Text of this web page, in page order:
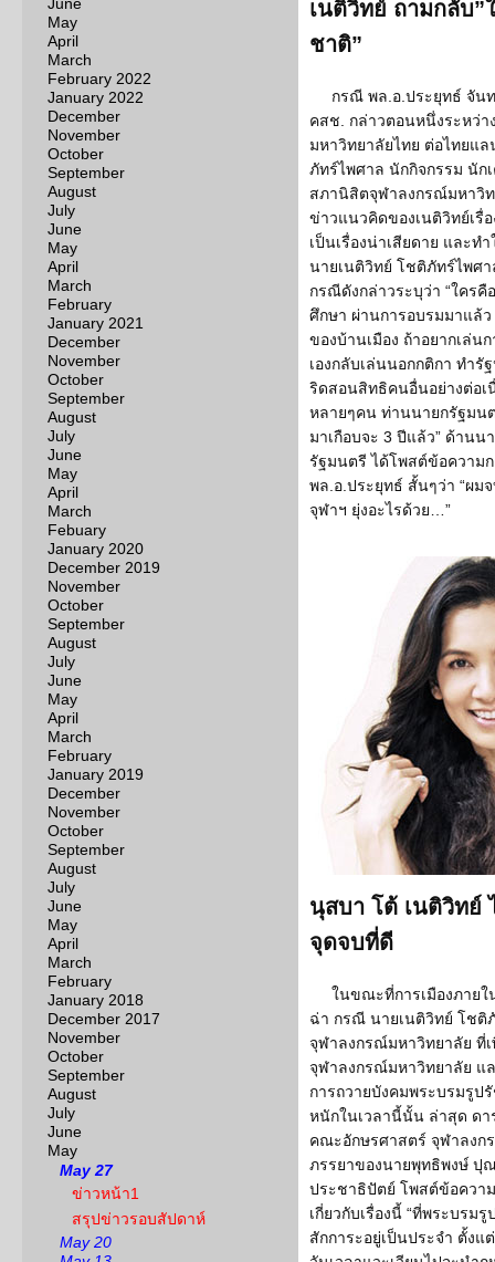
May
April
March
February 2022
January 2022
December
November
October
September
August
July
June
May
April
March
February
January 2021
December
November
October
September
August
July
June
May
April
March
Febuary
January 2020
December 2019
November
October
September
August
July
June
May
April
March
February
January 2019
December
November
October
September
August
July
June
May
April
March
February
January 2018
December 2017
November
October
September
August
July
June
May
May 27
ข่าวหน้า1
สรุปข่าวรอบสัปดาห์
May 20
เนติวิทย์ ถามกลับ
ชาติ”
กรณี พล.อ.ประยุทธ์ จัน
คสช. กล่าวตอนหนึ่งระหว่า
มหาวิทยาลัยไทย ต่อไทยแ
ภัทร์ไพศาล นักกิจกรรม นัก
สภานิสิตจุฬาลงกรณ์มหาวิ
ข่าวแนวคิดของเนติวิทย์เรื่
เป็นเรื่องน่าเสียดาย และ
นายเนติวิทย์ โชติภัทร์ไพศ
กรณีดังกล่าวระบุว่า “ใครคื
ศึกษา ผ่านการอบรมมาแล้
ของบ้านเมือง ถ้าอยากเล่น
เองกลับเล่นนอกกติกา ทำรั
ริดสอนสิทธิคนอื่นอย่างต่อ
หลายๆคน ท่านนายกรัฐมน
มาเกือบจะ 3 ปีแล้ว” ด้าน
รัฐมนตรี ได้โพสต์ข้อความ
พล.อ.ประยุทธ์ สั้นๆว่า “ผม
จุฬาฯ ยุ่งอะไรด้วย…”
นุสบา โต้ เนติวิทย์
จุดจบที่ดี
ในขณะที่การเมืองภาย
ฉ่า กรณี นายเนติวิทย์ โช
จุฬาลงกรณ์มหาวิทยาลัย ที่
จุฬาลงกรณ์มหาวิทยาลัย แ
การถวายบังคมพระบรมรูป
หนักในเวลานี้นั้น ล่าสุด ดา
คณะอักษรศาสตร์ จุฬาลง
ภรรยาของนายพุทธิพงษ์
ประชาธิปัตย์ โพสต์ข้อควา
เกี่ยวกับเรื่องนี้ “ที่พระบร
สักการะอยู่เป็นประจำ ตั้ง